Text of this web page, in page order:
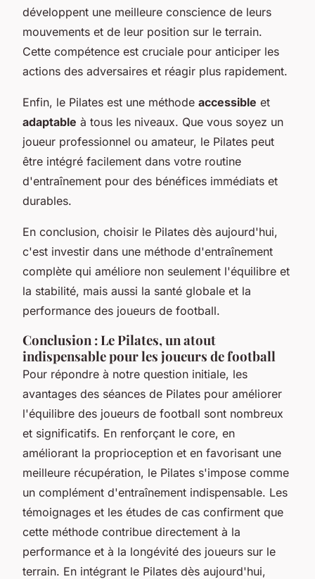
développent une meilleure conscience de leurs
mouvements et de leur position sur le terrain.
Cette compétence est cruciale pour anticiper les
actions des adversaires et réagir plus rapidement.
Enfin, le Pilates est une méthode accessible et
adaptable à tous les niveaux. Que vous soyez un
joueur professionnel ou amateur, le Pilates peut
être intégré facilement dans votre routine
d'entraînement pour des bénéfices immédiats et
durables.
En conclusion, choisir le Pilates dès aujourd'hui,
c'est investir dans une méthode d'entraînement
complète qui améliore non seulement l'équilibre et
la stabilité, mais aussi la santé globale et la
performance des joueurs de football.
Conclusion : Le Pilates, un atout
indispensable pour les joueurs de football
Pour répondre à notre question initiale, les
avantages des séances de Pilates pour améliorer
l'équilibre des joueurs de football sont nombreux
et significatifs. En renforçant le core, en
améliorant la proprioception et en favorisant une
meilleure récupération, le Pilates s'impose comme
un complément d'entraînement indispensable. Les
témoignages et les études de cas confirment que
cette méthode contribue directement à la
performance et à la longévité des joueurs sur le
terrain. En intégrant le Pilates dès aujourd'hui,